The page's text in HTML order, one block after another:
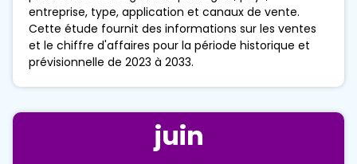
entreprise, type, application et canaux de vente.
Cette étude fournit des informations sur les ventes
et le chiffre d'affaires pour la période historique et
prévisionnelle de 2023 à 2033.
juin